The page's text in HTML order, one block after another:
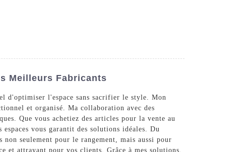
Meilleurs Fabricants
d'optimiser l'espace sans sacrifier le style. Mon
et organisé. Ma collaboration avec des
Que vous achetiez des articles pour la vente au
vous garantit des solutions idéales. Du
seulement pour le rangement, mais aussi pour
et attrayant pour vos clients. Grâce à mes solutions,